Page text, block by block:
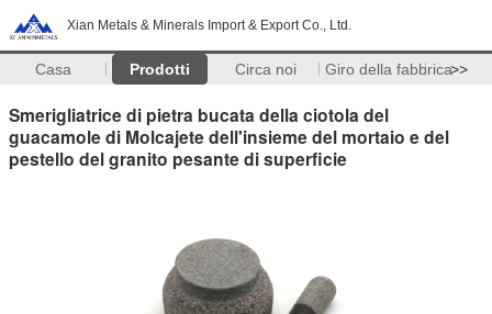
Xian Metals & Minerals Import & Export Co., Ltd.
Casa Prodotti Circa noi Giro della fabbrica>>
Smerigliatrice di pietra bucata della ciotola del
guacamole di Molcajete dell'insieme del mortaio e del
pestello del granito pesante di superficie